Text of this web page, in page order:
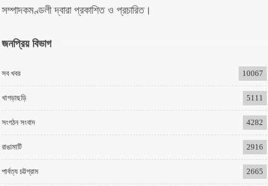
সম্পাদকমণ্ডলী দ্বারা প্রকাশিত ও প্রচারিত।
জনপ্রিয় বিভাগ
সব খবর 10067
খাগড়াছড়ি 5111
সংগঠন সংবাদ 4282
রাঙামাটি 2916
পার্বত্য চট্টগ্রাম 2665